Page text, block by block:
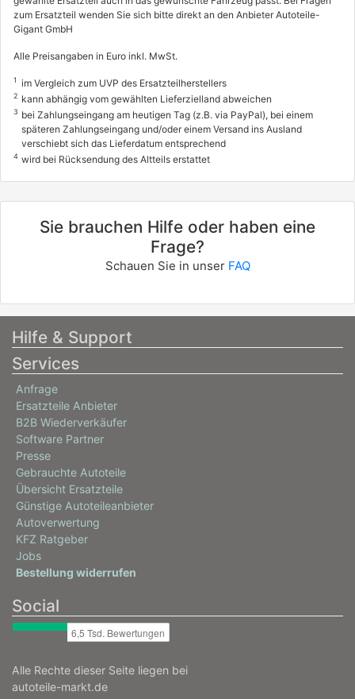
zum Ersatzteil wenden Sie sich bitte direkt an den Anbieter Autoteile-
Gigant GmbH
Alle Preisangaben in Euro inkl. MwSt.
1 im Vergleich zum UVP des Ersatzteilherstellers
2 kann abhängig vom gewählten Lieferzielland abweichen
3 bei Zahlungseingang am heutigen Tag (z.B. via PayPal), bei einem
späteren Zahlungseingang und/oder einem Versand ins Ausland
verschiebt sich das Lieferdatum entsprechend
4 wird bei Rücksendung des Altteils erstattet
Sie brauchen Hilfe oder haben eine
Frage?
Schauen Sie in unser FAQ
Hilfe & Support
Services
Anfrage
Ersatzteile Anbieter
B2B Wiederverkäufer
Software Partner
Presse
Gebrauchte Autoteile
Übersicht Ersatzteile
Günstige Autoteileanbieter
Autoverwertung
KFZ Ratgeber
Jobs
Bestellung widerrufen
Social
Alle Rechte dieser Seite liegen bei
autoteile-markt.de